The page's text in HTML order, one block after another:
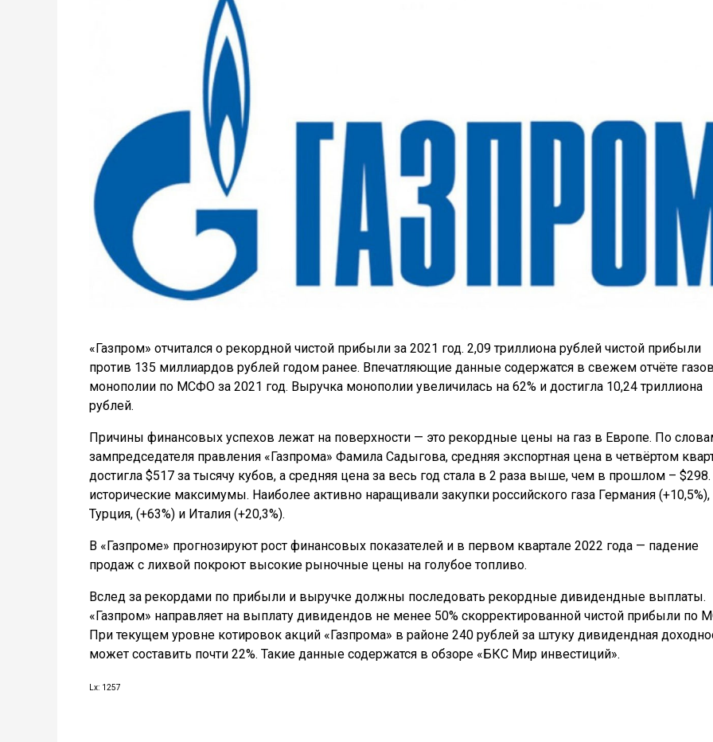
«Газпром» отчитался о рекордной чистой прибыли за 2021 год. 2,09 триллиона рублей чистой прибыли
против 135 миллиардов рублей годом ранее. Впечатляющие данные содержатся в свежем отчёте
монополии по МСФО за 2021 год. Выручка монополии увеличилась на 62% и достигла 10,24 триллиона
рублей.
Причины финансовых успехов лежат на поверхности — это рекордные цены на газ в Европе. По
зампредседателя правления «Газпрома» Фамила Садыгова, средняя экспортная цена в четвёртом
достигла $517 за тысячу кубов, а средняя цена за весь год стала в 2 раза выше, чем в прошлом –
исторические максимумы. Наиболее активно наращивали закупки российского газа Германия (+10,5%),
Турция, (+63%) и Италия (+20,3%).
В «Газпроме» прогнозируют рост финансовых показателей и в первом квартале 2022 года — падение
продаж с лихвой покроют высокие рыночные цены на голубое топливо.
Вслед за рекордами по прибыли и выручке должны последовать рекордные дивидендные выплаты.
«Газпром» направляет на выплату дивидендов не менее 50% скорректированной чистой прибыли по
При текущем уровне котировок акций «Газпрома» в районе 240 рублей за штуку дивидендная
может составить почти 22%. Такие данные содержатся в обзоре «БКС Мир инвестиций».
Lx: 1257